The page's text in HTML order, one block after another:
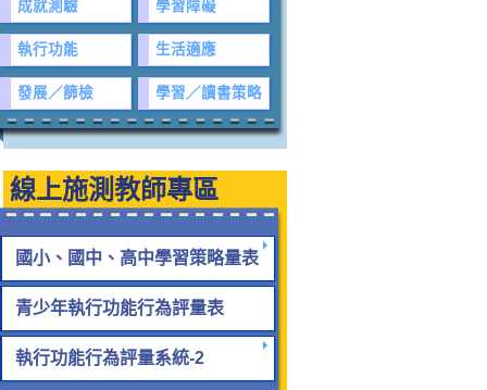
成就測驗 學習障礙
執行功能 生活適應
發展／篩檢 學習／讀書策略
線上施測教師專區
國小、國中、高中學習策略量表
青少年執行功能行為評量表
執行功能行為評量系統-2